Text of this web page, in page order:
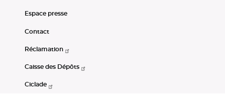
Espace presse
Contact
Réclamation
Caisse des Dépôts
Ciclade